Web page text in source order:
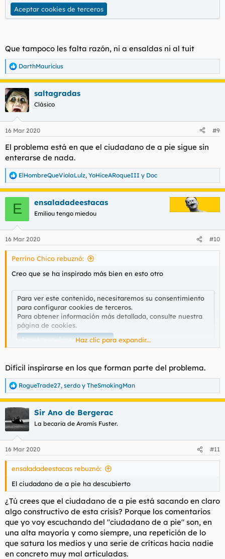
Aceptar cookies de terceros
Que tampoco les falta razón, ni a ensaldas ni al tuit
R
e
c
c
e
:
DarthMauricius
saltagradas
Clásico
16 Mar 2020 #9
El problema está en que el ciudadano de a pie sigue sin
enterarse de nada.
R
e
a
e
s
ElHombreQueViolaLulz, YoHiceARoqueIII y Doc
E ensaladadeestacas
Emiliou tengo miedou
16 Mar 2020 #10
Perrino Chico rebuznó:
Creo que se ha inspirado más bien en esto otro
Para ver este contenido, necesitaremos su consentimiento
para configurar cookies de terceros.
Para obtener información más detallada, consulte nuestra
página de cookies.
Aceptar cookies de terceros
Que tampoco les falta razón, ni a ensaldas ni al tuit
Haz clic para expandir...
Difícil inspirarse en los que forman parte del problema.
R
e
a
c
i
e
s
RogueTrade27, serdo y TheSmokingMan
Sir Ano de Bergerac
La becaria de Aramís Fuster.
16 Mar 2020 #11
ensaladadeestacas rebuznó:
El ciudadano de a pie ha descubierto
¿Tú crees que el ciudadano de a pie está sacando en claro
algo constructivo de esta crisis? Porque los comentarios
que yo voy escuchando del "ciudadano de a pie" son, en
una alta mayoría y como siempre, una repetición de lo
que satura los medios y una serie de críticas hacia nadie
en concreto muy mal articuladas.